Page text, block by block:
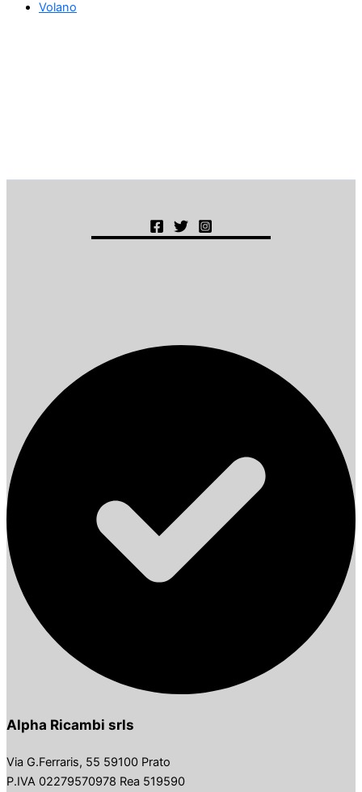
Volano
Alpha Ricambi srls
Via G.Ferraris, 55 59100 Prato
P.IVA 02279570978 Rea 519590